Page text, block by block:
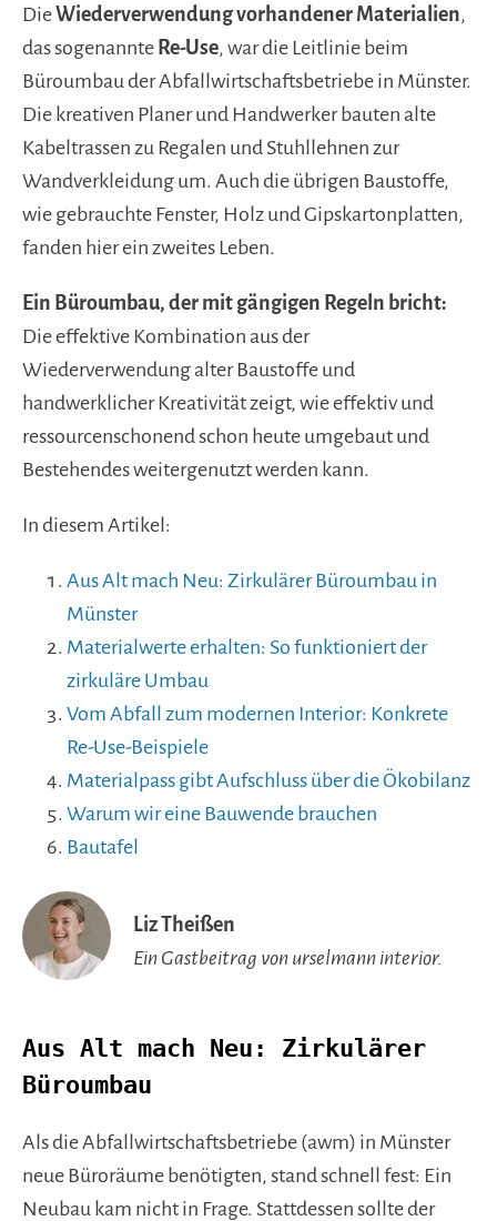
DieWiederverwendung vorhandener Materialien,
das sogenannte Re-Use, war die Leitlinie beim
Büroumbau der Abfallwirtschaftsbetriebe in Münster.
Die kreativen Planer und Handwerker bauten alte
Kabeltrassen zu Regalen und Stuhllehnen zur
Wandverkleidung um. Auch die übrigen Baustoffe,
wie gebrauchte Fenster, Holz und Gipskartonplatten,
fanden hier ein zweites Leben.
Ein Büroumbau, der mit gängigen Regeln bricht:
Die effektive Kombination aus der
Wiederverwendung alter Baustoffe und
handwerklicher Kreativität zeigt, wie effektiv und
ressourcenschonend schon heute umgebaut und
Bestehendes weitergenutzt werden kann.
In diesem Artikel:
Aus Alt mach Neu: Zirkulärer Büroumbau in
Münster
Materialwerte erhalten: So funktioniert der
zirkuläre Umbau
Vom Abfall zum modernen Interior: Konkrete
Re-Use-Beispiele
Materialpass gibt Aufschluss über die Ökobilanz
Warum wir eine Bauwende brauchen
Bautafel
Liz Theißen
Ein Gastbeitrag von urselmann interior.
Aus Alt mach Neu: Zirkulärer
Büroumbau
Als die Abfallwirtschaftsbetriebe (awm) in Münster
neue Büroräume benötigten, stand schnell fest: Ein
Neubau kam nicht in Frage. Stattdessen sollte der